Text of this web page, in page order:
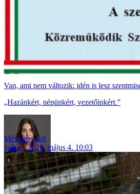
Van, ami nem változik: idén is lesz
„Hazánkért, népünkért, vezetőinkért.”
Mészáros Juli
vallás
2026. május 4. 10:03